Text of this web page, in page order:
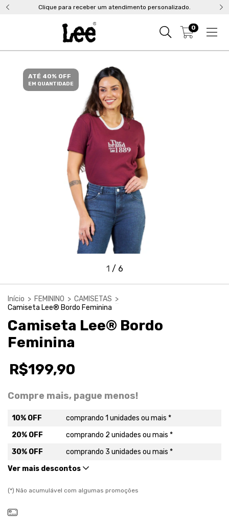
Clique para receber um atendimento personalizado.
0
ATÉ 40% OFF
EM QUANTIDADE
1 / 6
Início > FEMININO > CAMISETAS >
Camiseta Lee® Bordo Feminina
Camiseta Lee® Bordo
Feminina
R$199,90
Compre mais, pague menos!
10% OFF
comprando 1 unidades ou mais *
20% OFF
comprando 2 unidades ou mais *
30% OFF
comprando 3 unidades ou mais *
Ver mais descontos
(*) Não acumulável com algumas promoções